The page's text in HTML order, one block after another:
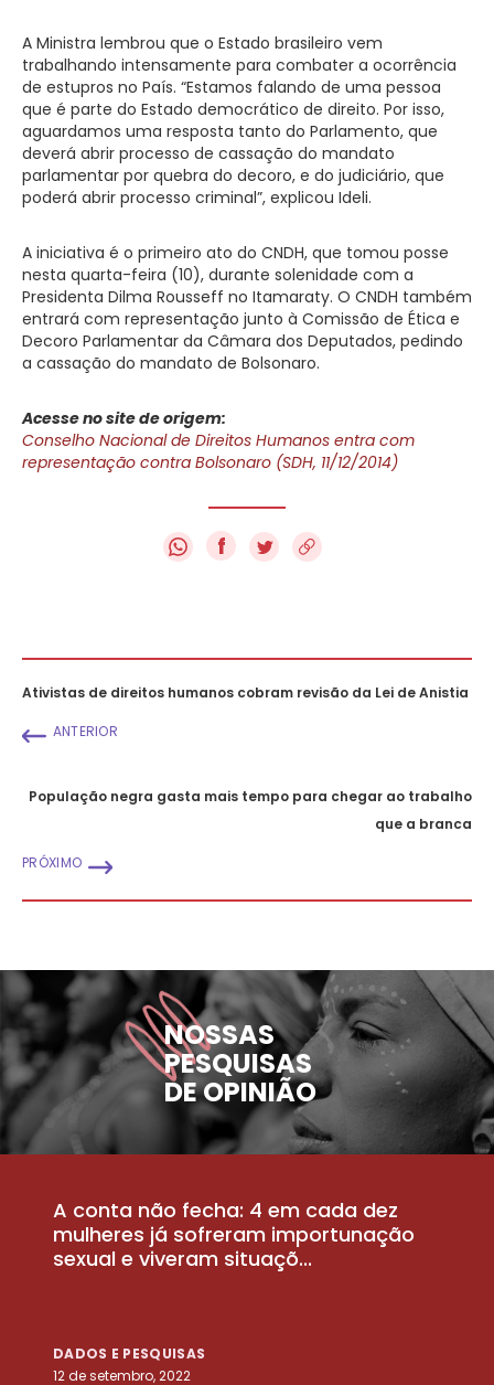
A Ministra lembrou que o Estado brasileiro vem
trabalhando intensamente para combater a ocorrência
de estupros no País. “Estamos falando de uma pessoa
que é parte do Estado democrático de direito. Por isso,
aguardamos uma resposta tanto do Parlamento, que
deverá abrir processo de cassação do mandato
parlamentar por quebra do decoro, e do judiciário, que
poderá abrir processo criminal”, explicou Ideli.
A iniciativa é o primeiro ato do CNDH, que tomou posse
nesta quarta-feira (10), durante solenidade com a
Presidenta Dilma Rousseff no Itamaraty. O CNDH também
entrará com representação junto à Comissão de Ética e
Decoro Parlamentar da Câmara dos Deputados, pedindo
a cassação do mandato de Bolsonaro.
Acesse no site de origem:
Conselho Nacional de Direitos Humanos entra com
representação contra Bolsonaro (SDH, 11/12/2014)
f
Ativistas de direitos humanos cobram revisão da Lei de Anistia
ANTERIOR
População negra gasta mais tempo para chegar ao trabalho
que a branca
PRÓXIMO
NOSSAS
PESQUISAS
DE OPINIÃO
A conta não fecha: 4 em cada dez
mulheres já sofreram importunação
sexual e viveram situaçõ...
DADOS E PESQUISAS
12 de setembro, 2022